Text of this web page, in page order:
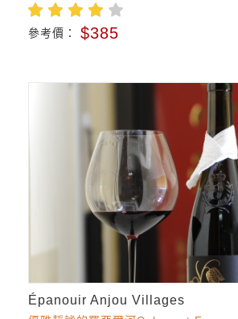
參考價： $385
Épanouir Anjou Villages